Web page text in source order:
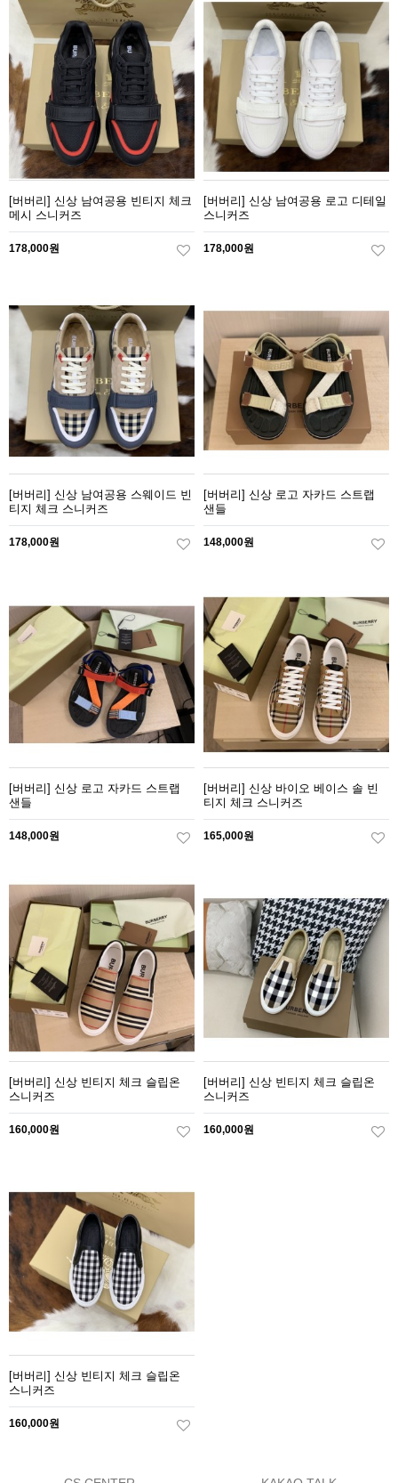
[버버리] 신상 남여공용 빈티지 체크
메시 스니커즈
178,000원
[버버리] 신상 남여공용 로고 디테일
스니커즈
178,000원
[버버리] 신상 남여공용 스웨이드 빈
티지 체크 스니커즈
178,000원
[버버리] 신상 로고 자카드 스트랩
샌들
148,000원
[버버리] 신상 로고 자카드 스트랩
샌들
148,000원
[버버리] 신상 바이오 베이스 솔 빈
티지 체크 스니커즈
165,000원
[버버리] 신상 빈티지 체크 슬립온
스니커즈
160,000원
[버버리] 신상 빈티지 체크 슬립온
스니커즈
160,000원
[버버리] 신상 빈티지 체크 슬립온
스니커즈
160,000원